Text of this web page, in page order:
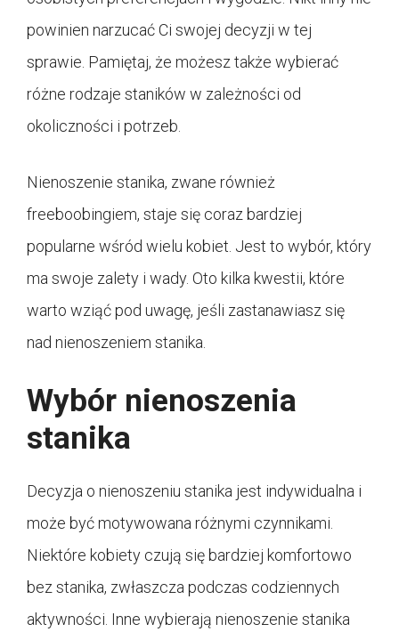
powinien narzucać Ci swojej decyzji w tej
sprawie. Pamiętaj, że możesz także wybierać
różne rodzaje staników w zależności od
okoliczności i potrzeb.
Nienoszenie stanika, zwane również
freeboobingiem, staje się coraz bardziej
popularne wśród wielu kobiet. Jest to wybór, który
ma swoje zalety i wady. Oto kilka kwestii, które
warto wziąć pod uwagę, jeśli zastanawiasz się
nad nienoszeniem stanika.
Wybór nienoszenia
stanika
Decyzja o nienoszeniu stanika jest indywidualna i
może być motywowana różnymi czynnikami.
Niektóre kobiety czują się bardziej komfortowo
bez stanika, zwłaszcza podczas codziennych
aktywności. Inne wybierają nienoszenie stanika